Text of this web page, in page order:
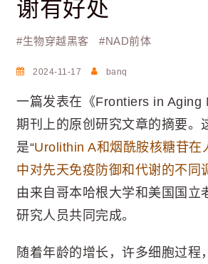
谢有好处
#生物穿越黑客 #NAD前体
2024-11-17 banq
一篇发表在《Frontiers in Aging
期刊上的原创研究文章的摘要。
是“Urolithin A和烟酰胺核糖苷在
中对先天免疫防御和代谢的不同
由来自哥本哈根大学和美国国立
研究人员共同完成。
随着年龄的增长，许多细胞过程